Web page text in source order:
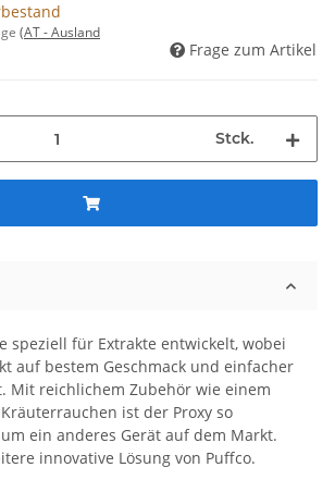
(AT - Ausland
Frage zum Artikel
Stck.
speziell für Extrakte entwickelt, wobei
auf bestem Geschmack und einfacher
Mit reichlichem Zubehör wie einem
ist der Proxy so
ein anderes Gerät auf dem Markt.
innovative Lösung von Puffco.